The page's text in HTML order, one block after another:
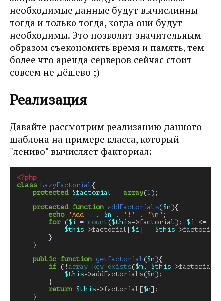
необходимые данные будут вычислинны
тогда и только тогда, когда они будут
необходимы. Это позволит значительным
образом съекономить время и память, тем
более что аренда серверов сейчас стоит
совсем не дёшево ;)
Реализация
Давайте рассмотрим реализацию данного
шаблона на примере класса, который
"лениво" вычисляет факториал:
<?php
class
LazyFactorial {
protected $factorial = array(1);
protected function addFactorials($n){
echo
'Add ' . $n . '!' . "\n " ;
for ($i = count($this->factorial ); $i <= $n
$this->factorial [$i] = $this->factorial
}
}
public function getFactorial ($n){
if ( ! array_key_exists($n , $this->factorial
$this->addFactorials($n);
}
return $this->factorial [$n];
}